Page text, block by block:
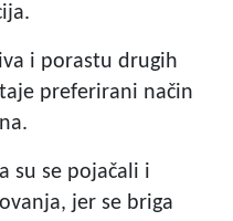
i porastu drugih
preferirani način
su se pojačali i
jer se briga